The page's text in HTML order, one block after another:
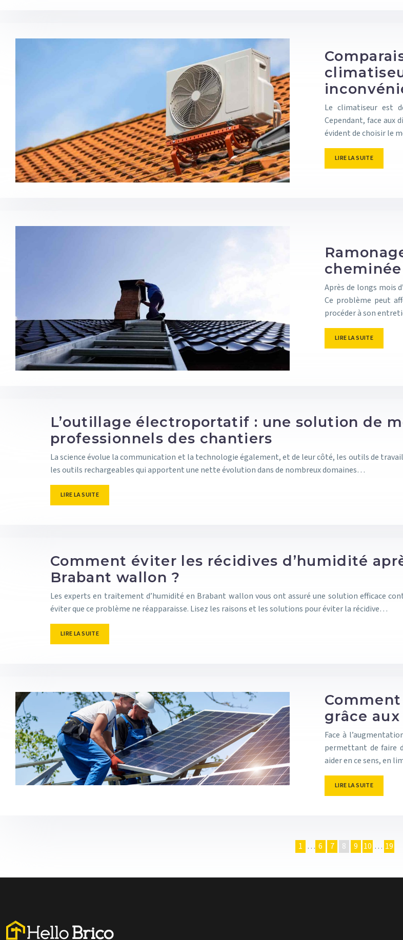
Le climatiseur est
Cependant, face aux
évident de choisir le
LIRE LA SUITE
Après de longs mois
Ce problème peut
procéder à son
LIRE LA SUITE
L’outillage électroportatif : une solution de
professionnels des chantiers
La science évolue la communication et la technologie également, et de leur côté, les outils de
les outils rechargeables qui apportent une nette évolution dans de nombreux domaines…
LIRE LA SUITE
Comment éviter les récidives d’humidité
Brabant wallon ?
Les experts en traitement d’humidité en Brabant wallon vous ont assuré une solution efficace
éviter que ce problème ne réapparaisse. Lisez les raisons et les solutions pour éviter la récidive…
LIRE LA SUITE
grâce
Face à
permettant de faire
aider en ce sens, en
LIRE LA SUITE
1 … 6 7 8 9 10 … 19